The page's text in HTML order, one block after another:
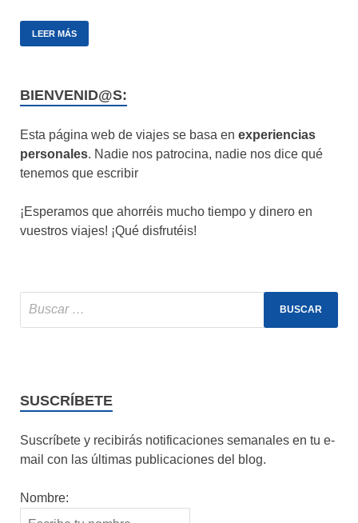
LEER MÁS
BIENVENID@S:
Esta página web de viajes se basa en experiencias
personales. Nadie nos patrocina, nadie nos dice qué
tenemos que escribir
¡Esperamos que ahorréis mucho tiempo y dinero en
vuestros viajes! ¡Qué disfrutéis!
SUSCRÍBETE
Suscríbete y recibirás notificaciones semanales en tu e-
mail con las últimas publicaciones del blog.
Nombre: